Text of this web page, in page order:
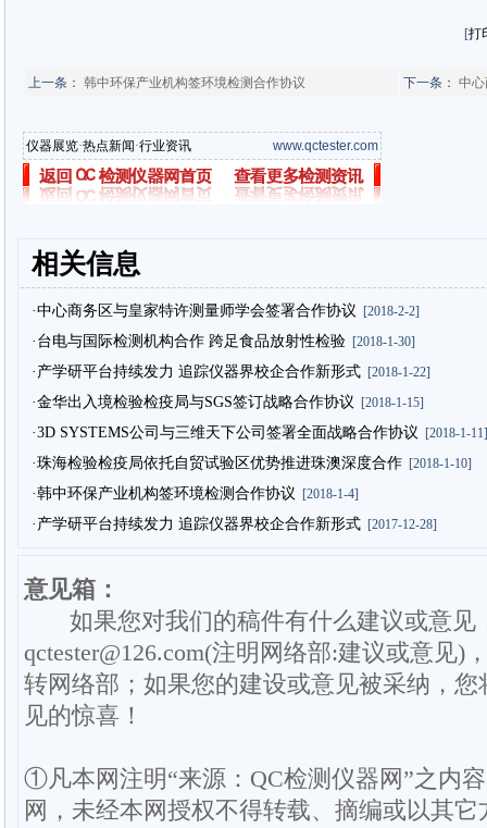
[打
上一条： 韩中环保产业机构签环境检测合作协议 下一条： 中
仪器展览·热点新闻·行业资讯 www.qctester.com
相关信息
·中心商务区与皇家特许测量师学会签署合作协议 [2018-2-2]
·台电与国际检测机构合作 跨足食品放射性检验[2018-1-30]
·产学研平台持续发力 追踪仪器界校企合作新形式[2018-1-22]
·金华出入境检验检疫局与SGS签订战略合作协议 [2018-1-15]
·3D SYSTEMS公司与三维天下公司签署全面战略合作协议 [2018-1-11]
·珠海检验检疫局依托自贸试验区优势推进珠澳深度合作[2018-1-10]
·韩中环保产业机构签环境检测合作协议 [2018-1-4]
·产学研平台持续发力 追踪仪器界校企合作新形式[2017-12-28]
意见箱：
如果您对我们的稿件有什么建议或意见
qctester@126.com(注明网络部:建议或意见)
转网络部；如果您的建设或意见被采纳，
见的惊喜！
①凡本网注明“来源：QC检测仪器网”之内
网，未经本网授权不得转载、摘编或以其它